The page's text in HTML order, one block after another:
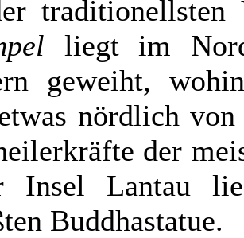
liegt im
geweiht,
nördlich
der
Insel Lantau
Buddhastatue.